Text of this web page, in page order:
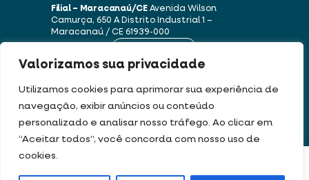
Valorizamos sua privacidade
Utilizamos cookies para aprimorar sua experiência de
navegação, exibir anúncios ou conteúdo
personalizado e analisar nosso tráfego. Ao clicar em
“Aceitar todos”, você concorda com nosso uso de
cookies.
Filial – Maracanaú/CEAvenida Wilson
Camurça, 650 ADistrito Industrial 1 –
Maracanaú / CE61939-000
Este site usa cookies e dados pessoais de acordo com os nossosTermos de Uso e